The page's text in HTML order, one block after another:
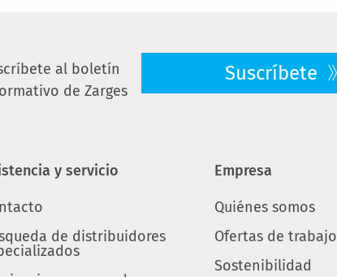
al boletín
de Zarges
Suscríbete
y servicio
de distribuidores
Empresa
Quiénes somos
Ofertas de trabajo
Sostenibilidad